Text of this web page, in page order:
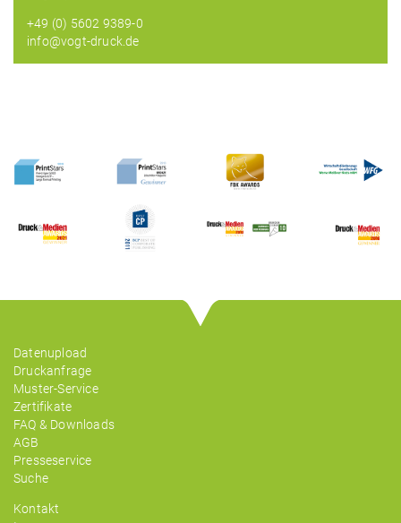
+49 (0) 5602 9389-0
info@vogt-druck.de
Datenupload
Druckanfrage
Muster-Service
Zertifikate
FAQ & Downloads
AGB
Presseservice
Suche
Kontakt